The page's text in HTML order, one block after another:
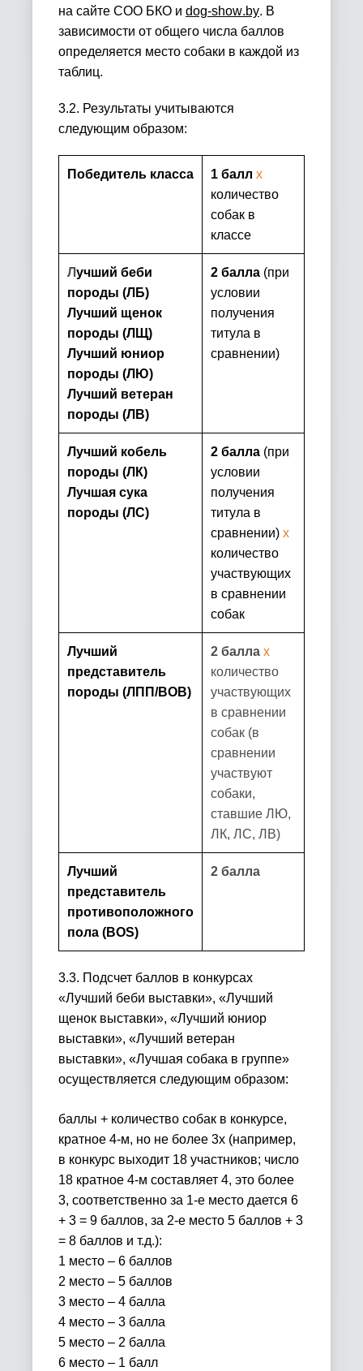
на сайте СОО БКО и dog-show.by. В
зависимости от общего числа баллов
определяется место собаки в каждой из
таблиц.
3.2. Результаты учитываются
следующим образом:
Победитель класса 1 балл х
количество
собак в
классе
Лучший беби
породы (ЛБ)
Лучший щенок
породы (ЛЩ)
Лучший юниор
породы (ЛЮ)
Лучший ветеран
породы (ЛВ)
2 балла (при
условии
получения
титула в
сравнении)
Лучший кобель
породы (ЛК)
Лучшая сука
породы (ЛС)
2 балла (при
условии
получения
титула в
сравнении) х
количество
участвующих
в сравнении
собак
Лучший
представитель
породы (ЛПП/BOB)
2 балла х
количество
участвующих
в сравнении
собак (в
сравнении
участвуют
собаки,
ставшие ЛЮ,
ЛК, ЛС, ЛВ)
Лучший
представитель
противоположного
пола (ВОS)
2 балла
3.3. Подсчет баллов в конкурсах
«Лучший беби выставки», «Лучший
щенок выставки», «Лучший юниор
выставки», «Лучший ветеран
выставки», «Лучшая собака в группе»
осуществляется следующим образом:
баллы + количество собак в конкурсе,
кратное 4-м, но не более 3х (например,
в конкурс выходит 18 участников; число
18 кратное 4-м составляет 4, это более
3, соответственно за 1-е место дается 6
+ 3 = 9 баллов, за 2-е место 5 баллов + 3
= 8 баллов и т.д.):
1 место – 6 баллов
2 место – 5 баллов
3 место – 4 балла
4 место – 3 балла
5 место – 2 балла
6 место – 1 балл